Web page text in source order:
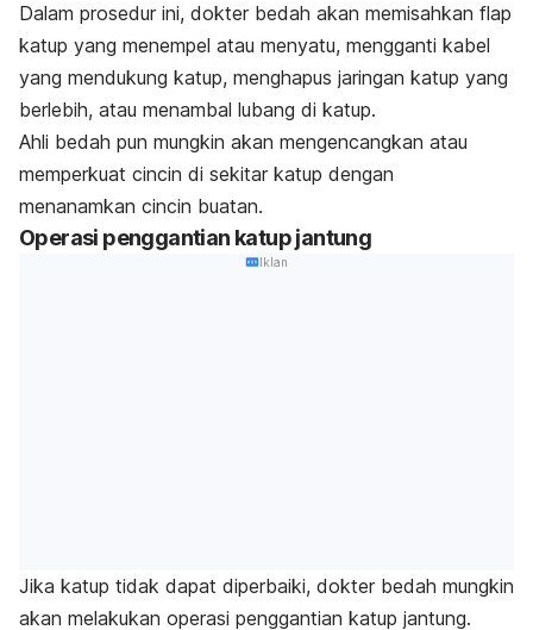
Dalam prosedur ini, dokter bedah akan memisahkan flap
katup yang menempel atau menyatu, mengganti kabel
yang mendukung katup, menghapus jaringan katup yang
berlebih, atau menambal lubang di katup.
Ahli bedah pun mungkin akan mengencangkan atau
memperkuat cincin di sekitar katup dengan
menanamkan cincin buatan.
Operasi penggantian katup jantung
Iklan
Jika katup tidak dapat diperbaiki, dokter bedah mungkin
akan melakukan operasi penggantian katup jantung.